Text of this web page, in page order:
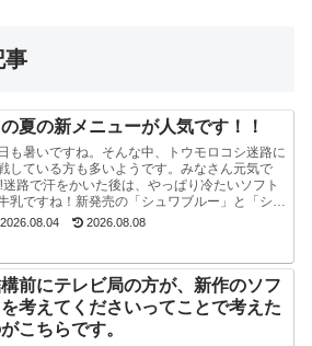
事
夏の新メニューが人気です！！
も暑いですね。そんな中、トウモロコシ迷路に
している方も多いようです。みなさん元気で
迷路で汗をかいた後は、やっぱり冷たいソフト
乳ですね！新発売の「シュワブルー」と「シュ
リーン」が只今人気ですぐに売り切れてしまい
2026.08.04 2026.08.08
前にテレビ局の方が、新作のソフ
を考えてくださいってことで考えた
こちらです。